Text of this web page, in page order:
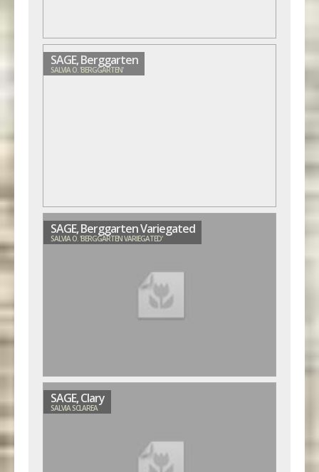
SAGE, Berggarten
SALVIA O. 'BERGGARTEN'
SAGE, Berggarten Variegated
SALVIA O. 'BERGGARTEN VARIEGATED'
SAGE, Clary
SALVIA SCLAREA